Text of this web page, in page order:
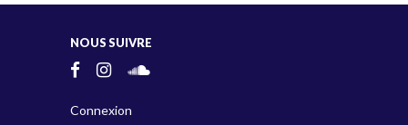
NOUS SUIVRE
Connexion